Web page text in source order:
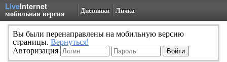
LiveInternet
мобильная версия Дневники Личка
Вы были перенаправлены на мобильную версию
страницы. Вернуться!
Авторизация